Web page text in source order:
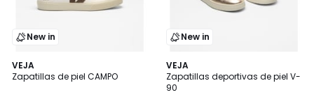
New in
VEJA
Zapatillas de piel CAMPO
New in
VEJA
Zapatillas deportivas de piel V-
90